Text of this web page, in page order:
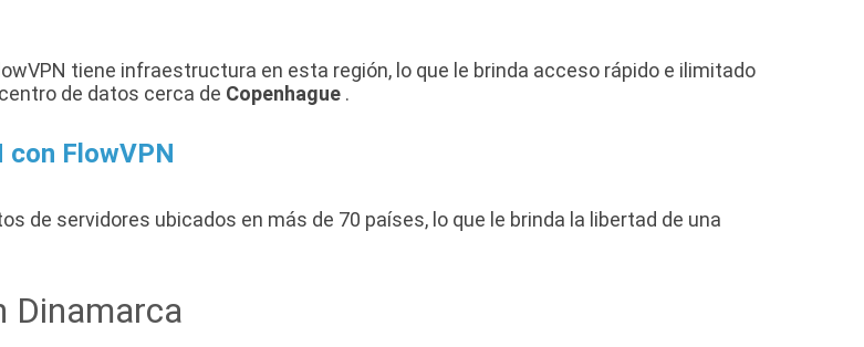
tiene infraestructura en esta región, lo que le brinda acceso rápido e ilimitado
de datos cerca de Copenhague .
con FlowVPN
de servidores ubicados en más de 70 países, lo que le brinda la libertad de una
Dinamarca